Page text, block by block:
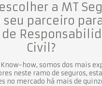
a MT
seu parceiro
de
Civil?
Know-how, somos dos mais
neste ramo de seguros,
no mercado há mais de